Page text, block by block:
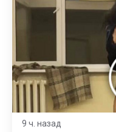
9 ч. назад